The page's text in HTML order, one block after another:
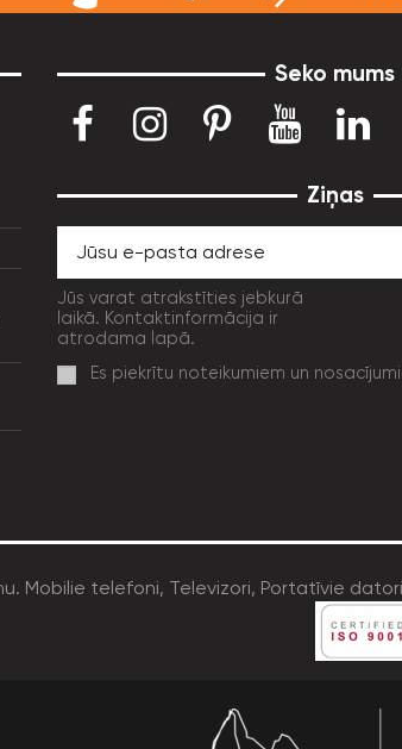
Seko mums
Ziņas
Jūs varat atrakstīties jebkurā
laikā. Kontaktinformācija ir
atrodama lapā.
Es piekrītu noteikumiem un